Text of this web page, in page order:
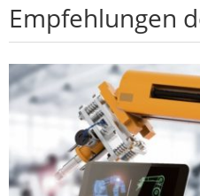
Empfehlungen